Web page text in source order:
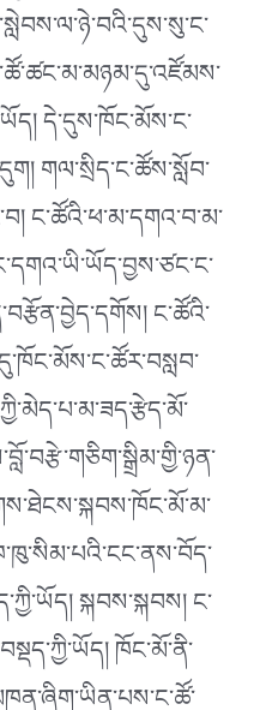
དེ་དུས་ཁོང་མོས་ང་
གལ་སྲིད་ང་ཚོས་སློབ་
ང་ཚོའི་ཕ་མ་དགའ་བ་མ་
ང་ཚོའི་
སྐབས་སྐབས། ང་
ཁོང་མོ་ནི་